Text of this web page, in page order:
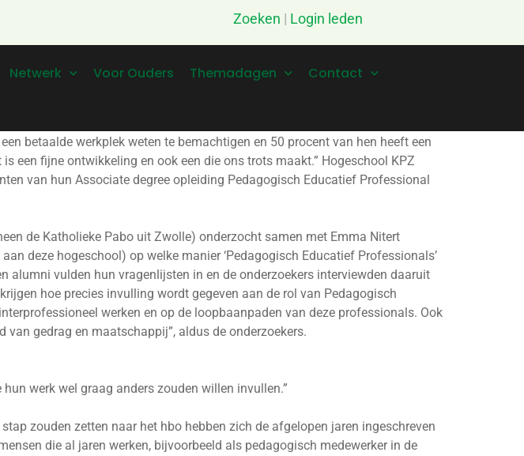
Zoeken | Login leden
Netwerk Voor Ouders Themadagen Contact
betaalde werkplek weten te bemachtigen en 50 procent van hen heeft een
een fijne ontwikkeling en ook een die ons trots maakt.” Hogeschool KPZ
van hun Associate degree opleiding Pedagogisch Educatief Professional
de Katholieke Pabo uit Zwolle) onderzocht samen met Emma Nitert
deze hogeschool) op welke manier ‘Pedagogisch Educatief Professionals’
alumni vulden hun vragenlijsten in en de onderzoekers interviewden daaruit
hoe precies invulling wordt gegeven aan de rol van Pedagogisch
werken en op de loopbaanpaden van deze professionals. Ook
gedrag en maatschappij”, aldus de onderzoekers.
werk wel graag anders zouden willen invullen.”
zouden zetten naar het hbo hebben zich de afgelopen jaren ingeschreven
die al jaren werken, bijvoorbeeld als pedagogisch medewerker in de